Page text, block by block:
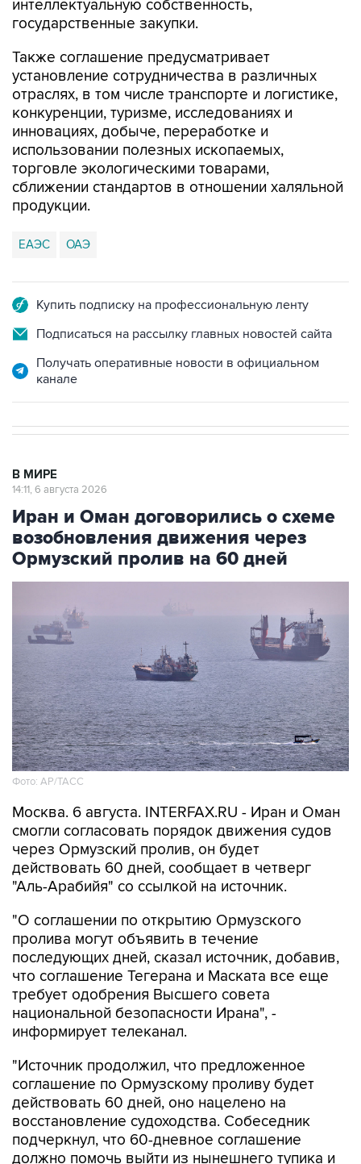
Также соглашение предусматривает
отраслях, в том числе транспорте и логистике,
конкуренции, туризме, исследованиях и
инновациях, добыче, переработке и
использовании полезных ископаемых,
торговле экологическими товарами,
сближении стандартов в отношении халяльной
продукции.
ЕАЭС ОАЭ
Подписаться на рассылку главных новостей сайта
Получать оперативные новости в официальном
Иран и Оман договорились о схеме
возобновления движения через
Ормузский пролив на 60 дней
Фото: AP/ТАСС
Москва. 6 августа. INTERFAX.RU - Иран и Оман
через Ормузский пролив, он будет
действовать 60 дней, сообщает в четверг
"Аль-Арабийя" со ссылкой на источник.
"О соглашении по открытию Ормузского
последующих дней, сказал источник, добавив,
что соглашение Тегерана и Маската все еще
требует одобрения Высшего совета
национальной безопасности Ирана", -
информирует телеканал.
"Источник продолжил, что предложенное
действовать 60 дней, оно нацелено на
восстановление судоходства. Собеседник
подчеркнул, что 60-дневное соглашение
должно помочь выйти из нынешнего тупика и
запустить технические переговоры", -